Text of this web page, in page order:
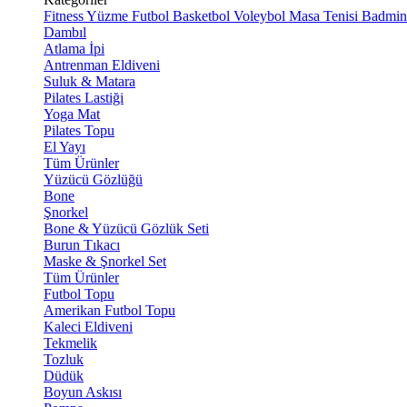
FitnessYüzme Futbol Basketbol Voleybol Masa Tenisi
Dambıl
Atlama İpi
Antrenman Eldiveni
Suluk & Matara
Pilates Lastiği
Yoga Mat
Pilates Topu
El Yayı
Tüm Ürünler
Yüzücü Gözlüğü
Bone
Şnorkel
Bone & Yüzücü Gözlük Seti
Burun Tıkacı
Maske & Şnorkel Set
Tüm Ürünler
Futbol Topu
Amerikan Futbol Topu
Kaleci Eldiveni
Tekmelik
Tozluk
Düdük
Boyun Askısı